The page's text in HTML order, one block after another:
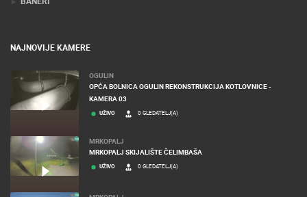
NAJNOVIJE KAMERE
OGULIN
OPĆA BOLNICA OGULIN REKONSTRUKCIJA KOTLOVNICE -
KAMERA 03
UŽIVO 0 GLEDATELJ(A)
MRKOPALJ
MRKOPALJ SKIJALIŠTE ČELIMBAŠA
UŽIVO 0 GLEDATELJ(A)